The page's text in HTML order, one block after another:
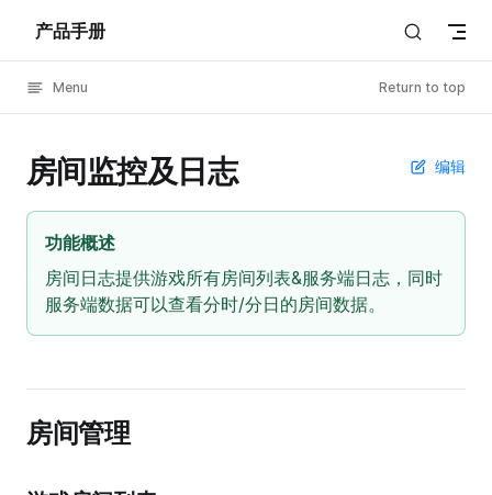
Skip to content
产品手册
Menu Return to top
编辑
房间监控及日志
功能概述
房间日志提供游戏所有房间列表&服务端日志，同时
服务端数据可以查看分时/分日的房间数据。
房间管理